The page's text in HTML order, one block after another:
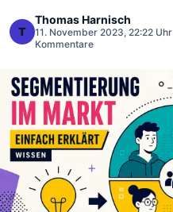
T
Thomas Harnisch
11. November 2023, 22:22 Uhr
Kommentare